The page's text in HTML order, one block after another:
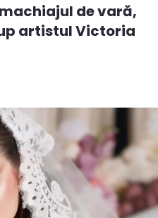
de vară,
artistul Victoria